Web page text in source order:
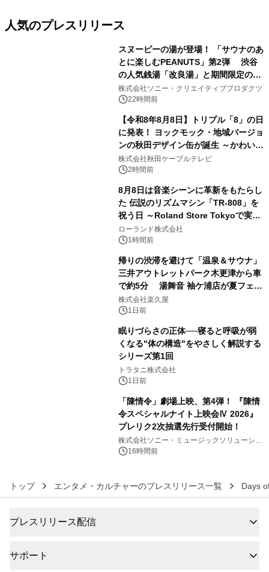
人気のプレスリリース
スヌーピーの湯が登場！ 「サウナのあ
とに楽しむPEANUTS」第2弾 渋谷
の人気銭湯「改良湯」と期間限定のコ
ラボレーション サウナイキタイコラ
ボグッズも発売決定！
株式会社ソニー・クリエイティブプロダクツ
22時間前
【令和8年8月8日】トリプル「8」の日
に発表！ ヨックモック・地域バージョ
ンの秋田デザイン缶が誕生 ～かわいい
秋田犬の子犬と秋田の四季と名所を巡
るパッケージ～ 9月1日(火)秋田県内で
株式会社秋田ケーブルテレビ
2時間前
8月8日は音楽シーンに革新をもたらし
た 伝説のリズムマシン「TR-808」を
祝う日 ～Roland Store Tokyoで実機
を展示しての 記念キャンペーンを開
催 英国ラジオ「NTS」の 特別プログ
アーティストを フィーチャーしたアニ
メーションを公開～
ローランド株式会社
1時間前
帰りの渋滞を避けて「温泉＆サウナ」
三井アウトレットパーク木更津から車
で約5分 湯舞音 袖ケ浦店が夏フェア
メニューを提供
株式会社楽久屋
1日前
眠りづらさの正体──寝ると呼吸が弱
くなる"体の構造"をやさしく解説する
シリーズ第1回
トラタニ株式会社
1日前
「陳情令」劇場上映、第4弾！ 『陳情
令スペシャルナイト上映会Ⅳ 2026』
プレリク2次抽選先行受付開始！
株式会社ソニー・ミュージックソリューショ
ンズ16時間前
トップ エンタメ・カルチャーのプレスリリース一覧 Days
プレスリリース配信
サポート